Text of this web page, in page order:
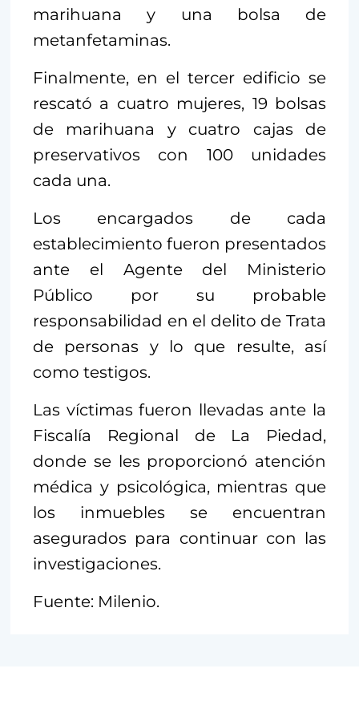
marihuana y una bolsa de
metanfetaminas.
Finalmente, en el tercer edificio se
rescató a cuatro mujeres, 19 bolsas
de marihuana y cuatro cajas de
preservativos con 100 unidades
cada una.
Los encargados de cada
establecimiento fueron presentados
ante el Agente del Ministerio
Público por su probable
responsabilidad en el delito de Trata
de personas y lo que resulte, así
como testigos.
Las víctimas fueron llevadas ante la
Fiscalía Regional de La Piedad,
donde se les proporcionó atención
médica y psicológica, mientras que
los inmuebles se encuentran
asegurados para continuar con las
investigaciones.
Fuente: Milenio.